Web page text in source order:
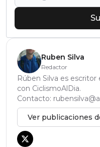
Ruben Silva
Redactor
Rúben Silva es
con CiclismoAlDia.
Contacto:
Ver publicaciones